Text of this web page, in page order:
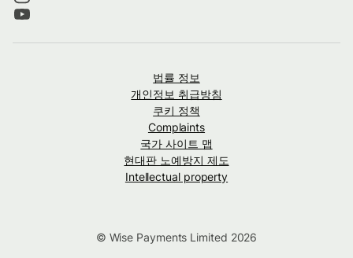
법률 정보
개인정보 취급방침
쿠키 정책
Complaints
국가 사이트 맵
현대판 노예방지 제도
Intellectual property
© Wise Payments Limited 2026